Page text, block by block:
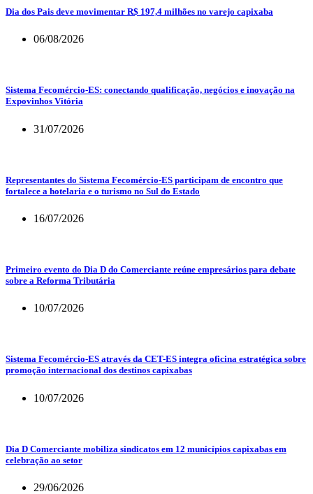
Dia dos Pais deve movimentar R$ 197,4 milhões no varejo capixaba
06/08/2026
Sistema Fecomércio-ES: conectando qualificação, negócios e inovação na
Expovinhos Vitória
31/07/2026
Representantes do Sistema Fecomércio-ES participam de encontro que
fortalece a hotelaria e o turismo no Sul do Estado
16/07/2026
Primeiro evento do Dia D do Comerciante reúne empresários para debate
sobre a Reforma Tributária
10/07/2026
Sistema Fecomércio-ES através da CET-ES integra oficina estratégica sobre
promoção internacional dos destinos capixabas
10/07/2026
Dia D Comerciante mobiliza sindicatos em 12 municípios capixabas em
celebração ao setor
29/06/2026